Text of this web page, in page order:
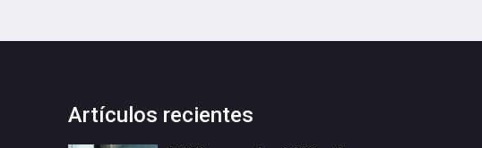
Artículos recientes